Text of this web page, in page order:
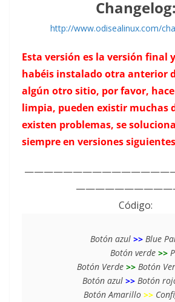
Changelog:
http://www.odisealinux.com/
Esta versión es la versión final y
habéis instalado otra anterior
algún otro sitio, por favor,
limpia, pueden existir muchas
existen problemas, se
siempre en versiones
Código:
Botón azul >> Blue
Botón verde >>
Botón Verde >> Botón
Botón azul >> Botón
Botón Amarillo >>